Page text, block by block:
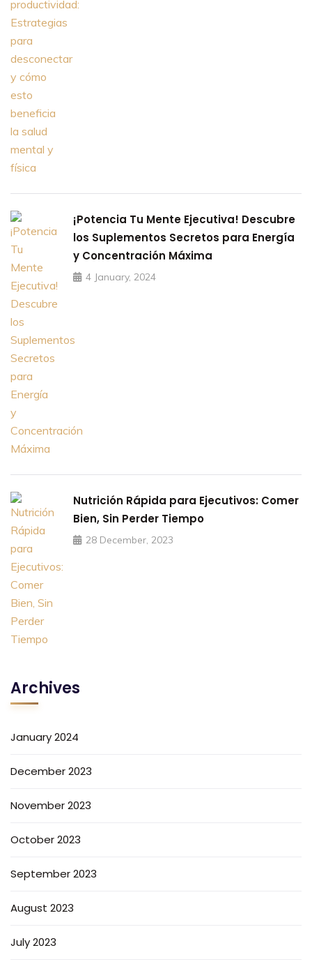
¡Potencia Tu Mente Ejecutiva! Descubre
los Suplementos Secretos para Energía
y Concentración Máxima
4 January, 2024
Nutrición Rápida para Ejecutivos: Comer
Bien, Sin Perder Tiempo
28 December, 2023
Archives
January 2024
December 2023
November 2023
October 2023
September 2023
August 2023
July 2023